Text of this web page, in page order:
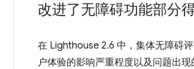
改进了无障碍功能部分
在 Lighthouse 2.6 中，集体无障碍
户体验的影响严重程度以及问题出